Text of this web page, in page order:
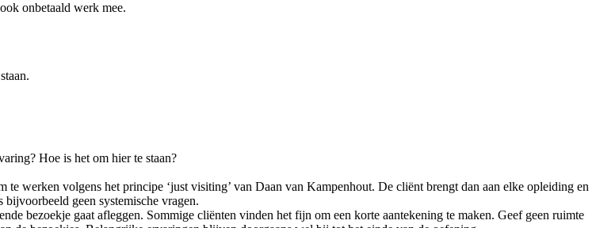
onbetaald werk mee.
Hoe is het om hier te staan?
werken volgens het principe ‘just visiting’ van Daan van Kampenhout. De cliënt brengt dan aan elke opleiding en
geen systemische vragen.
bezoekje gaat afleggen. Sommige cliënten vinden het fijn om een korte aantekening te maken. Geef geen ruimte